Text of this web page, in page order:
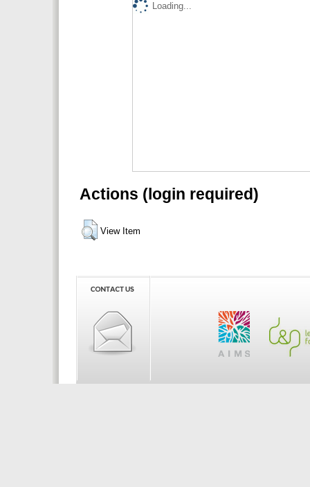
Loading...
Actions (login required)
View Item